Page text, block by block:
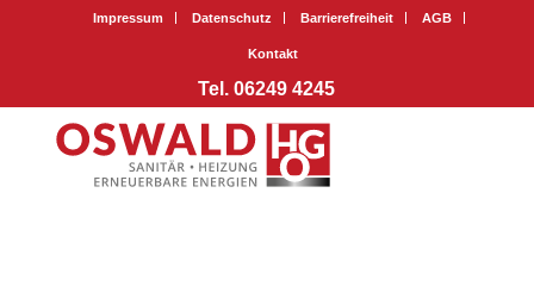
Impressum Datenschutz Barrierefreiheit AGB
Kontakt
Tel. 06249 4245